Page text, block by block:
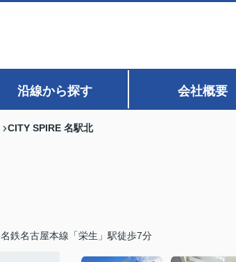
沿線から探す 会社概要
CITY SPIRE 名駅北
名鉄名古屋本線「栄生」駅徒歩7分